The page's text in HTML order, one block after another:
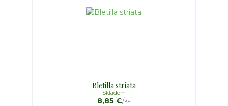
Bletilla striata
8,85 €/ks
Skladom